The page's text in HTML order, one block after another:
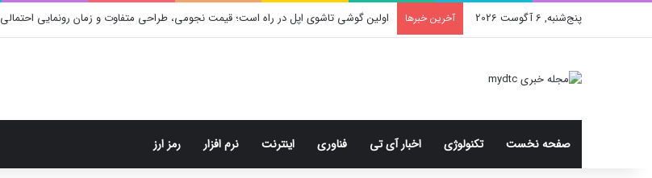
پنج‌شنبه, 6 آگوست 2026 آخرین خبرها اولین گوشی تاشوی اپل در راه است؛ قیمت نجومی، طراحی متفاوت و زمان رونمایی احتمالی
صفحه نخست تکنولوژی اخبار آی تی فناوری اینترنت نرم افزار رمز ارز